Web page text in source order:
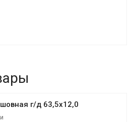
г/д 63,5х12,0